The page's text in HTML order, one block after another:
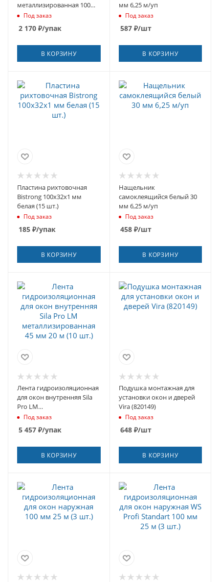
металлизированная 100
мм 75 м (3 шт.)
Под заказ
2 170 ₽/упак
В КОРЗИНУ
мм 6,25 м/уп
Под заказ
587₽/шт
В КОРЗИНУ
Пластина рихтовочная
Bistrong 100х32х1 мм
белая (15 шт.)
Под заказ
185 ₽/упак
В КОРЗИНУ
Нащельник
самоклеящийся белый 30
мм 6,25 м/уп
Под заказ
458₽/шт
В КОРЗИНУ
Лента гидроизоляционная
для окон внутренняя Sila
Pro LM
металлизированная 45 мм
20 м (10 шт.)
Под заказ
5 457 ₽/упак
В КОРЗИНУ
Подушка монтажная для
установки окон и дверей
Vira (820149)
Под заказ
648₽/шт
В КОРЗИНУ